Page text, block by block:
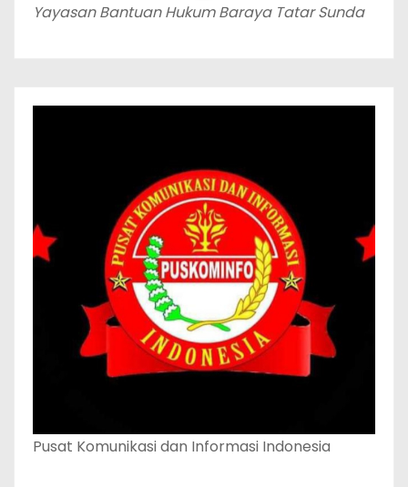
Yayasan Bantuan Hukum Baraya Tatar Sunda
Pusat Komunikasi dan Informasi Indonesia